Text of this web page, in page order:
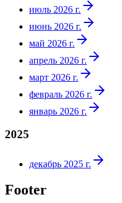
июль 2026 г.
июнь 2026 г.
май 2026 г.
апрель 2026 г.
март 2026 г.
февраль 2026 г.
январь 2026 г.
2025
декабрь 2025 г.
Footer